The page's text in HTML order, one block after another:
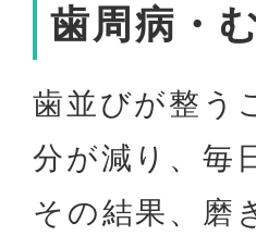
歯周病・
歯並びが整う
分が減り、毎
その結果、磨